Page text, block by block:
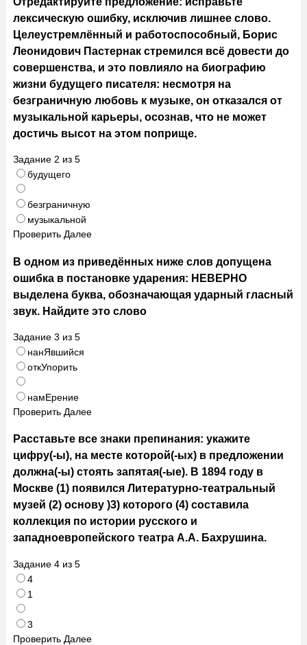
лексическую ошибку, исключив лишнее слово.
Целеустремлённый и работоспособный, Борис
Леонидович Пастернак стремился всё довести до
совершенства, и это повлияло на биографию
жизни будущего писателя: несмотря на
безграничную любовь к музыке, он отказался от
музыкальной карьеры, осознав, что не может
достичь высот на этом поприще.
Задание 2 из 5
будущего
безграничную
музыкальной
Проверить Далее
В одном из приведённых ниже слов допущена
ошибка в постановке ударения: НЕВЕРНО
выделена буква, обозначающая ударный гласный
звук. Найдите это слово
Задание 3 из 5
нанЯвшийся
откУпорить
намЕрение
Проверить Далее
Расставьте все знаки препинания: укажите
цифру(-ы), на месте которой(-ых) в предложении
должна(-ы) стоять запятая(-ые). В 1894 году в
Москве (1) появился Литературно-театральный
музей (2) основу )3) которого (4) составила
коллекция по истории русского и
западноевропейского театра А.А. Бахрушина.
Задание 4из 5
4
1
3
Проверить Далее